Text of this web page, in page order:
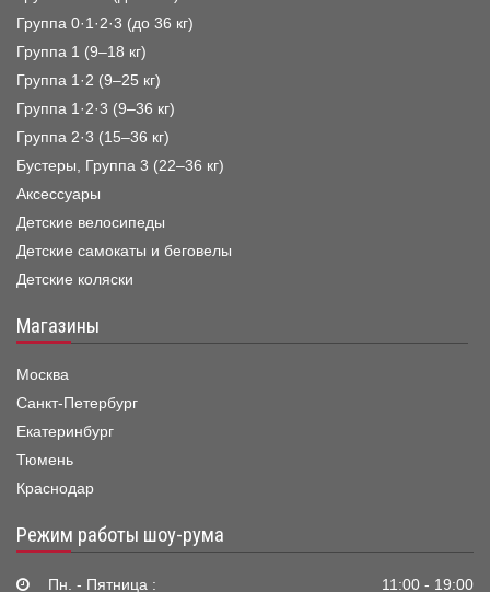
Группа 0·1·2·3 (до 36 кг)
Группа 1 (9–18 кг)
Группа 1·2 (9–25 кг)
Группа 1·2·3 (9–36 кг)
Группа 2·3 (15–36 кг)
Бустеры, Группа 3 (22–36 кг)
Аксессуары
Детские велосипеды
Детские самокаты и беговелы
Детские коляски
Магазины
Москва
Санкт-Петербург
Екатеринбург
Тюмень
Краснодар
Режим работы шоу-рума
Пн. - Пятница : 11:00 - 19:00